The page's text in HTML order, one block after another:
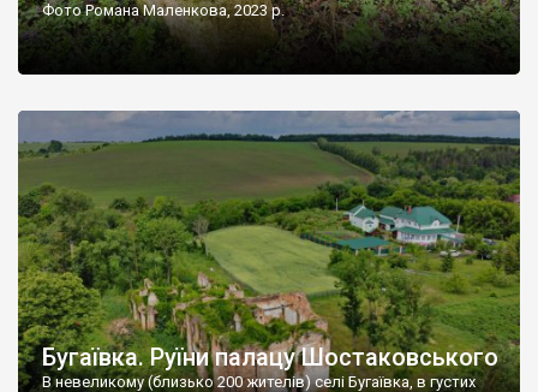
Фото Романа Маленкова, 2023 р.
Бугаївка. Руїни палацу Шостаковського
В невеликому (близько 200 жителів) селі Бугаївка, в густих